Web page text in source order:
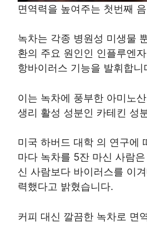
면역력을 높여주는 첫번째
녹차는 각종 병원성 미생물
환의 주요 원인인 인플루엔
항바이러스 기능을 발휘합니
이는 녹차에 풍부한 아미노
생리 활성 성분인 카테킨 성
미국 하버드 대학 의 연구에
마다 녹차를 5잔 마신 사람
신 사람보다 바이러스를 이
력했다고 밝혔습니다.
커피 대신 깔끔한 녹차로 면